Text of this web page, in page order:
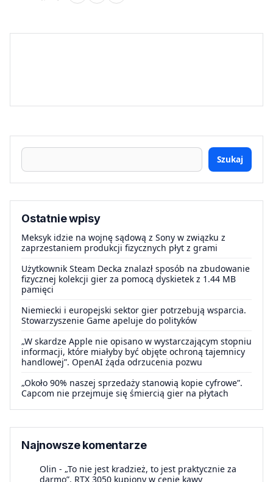
Szukaj
Ostatnie wpisy
Meksyk idzie na wojnę sądową z Sony w związku z
zaprzestaniem produkcji fizycznych płyt z grami
Użytkownik Steam Decka znalazł sposób na zbudowanie
fizycznej kolekcji gier za pomocą dyskietek z 1.44 MB
pamięci
Niemiecki i europejski sektor gier potrzebują wsparcia.
Stowarzyszenie Game apeluje do polityków
„W skardze Apple nie opisano w wystarczającym stopniu
informacji, które miałyby być objęte ochroną tajemnicy
handlowej”. OpenAI żąda odrzucenia pozwu
„Około 90% naszej sprzedaży stanowią kopie cyfrowe”.
Capcom nie przejmuje się śmiercią gier na płytach
Najnowsze komentarze
Olin - „To nie jest kradzież, to jest praktycznie za
darmo”. RTX 3050 kupiony w cenie kawy